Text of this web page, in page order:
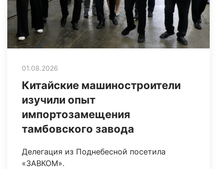
01.08.2026
Китайские машиностроители
изучили опыт
импортозамещения
тамбовского завода
Делегация из Поднебесной посетила
«ЗАВКОМ».